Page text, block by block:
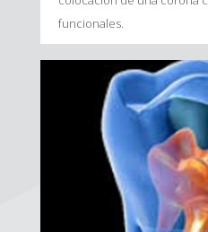
funcionales.